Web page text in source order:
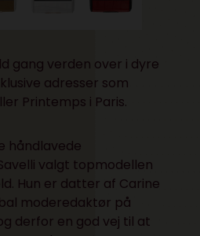
gang verden over i dyre
adresser som
Printemps i Paris.
håndlavede
valgt topmodellen
Hun er datter af Carine
moderedaktør på
derfor en god vej til at